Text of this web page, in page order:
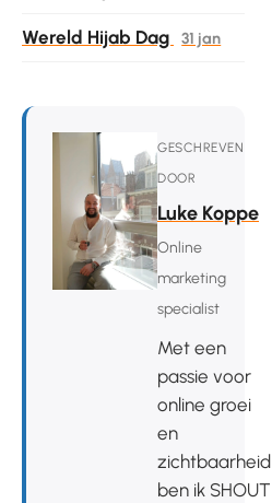
Wereld Hijab Dag 31 jan
GESCHREVEN
DOOR
Luke Koppe
Online
marketing
specialist
Met een
passie voor
online groei
en
zichtbaarheid
ben ik SHOUT